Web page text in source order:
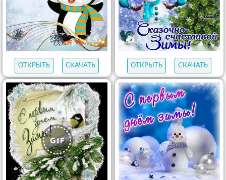
ОТКРЫТЬ СКАЧАТЬ ОТКРЫТЬ СКАЧАТЬ